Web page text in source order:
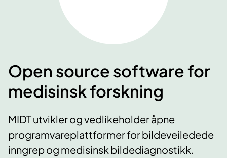
Open source software for
medisinsk forskning
MIDT utvikler og vedlikeholder åpne
programvareplattformer for bildeveiledede
inngrep og medisinsk bildediagnostikk.